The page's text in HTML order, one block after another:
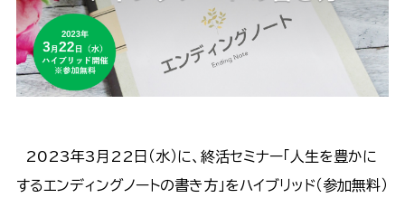
2023年3月22日（水）に、終活セミナー「人生を豊かに
するエンディングノートの書き方」をハイブリッド（参加無料）